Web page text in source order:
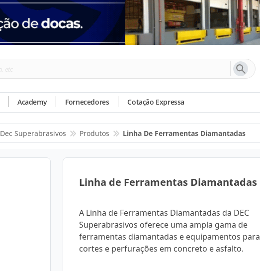
Academy Fornecedores Cotação Expressa
Dec Superabrasivos Produtos Linha De Ferramentas Diamantadas
Linha de Ferramentas Diamantadas
A Linha de Ferramentas Diamantadas da DEC
Superabrasivos oferece uma ampla gama de
ferramentas diamantadas e equipamentos para
cortes e perfurações em concreto e asfalto.